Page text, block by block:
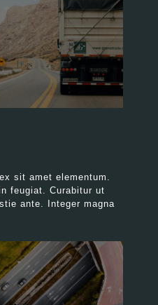
sit amet elementum.
feugiat. Curabitur ut
ante. Integer magna